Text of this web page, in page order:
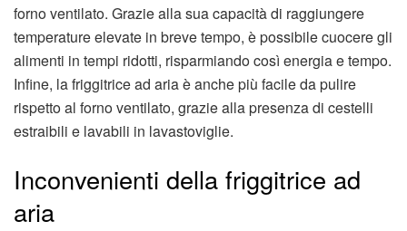
forno ventilato. Grazie alla sua capacità di raggiungere
temperature elevate in breve tempo, è possibile cuocere gli
alimenti in tempi ridotti, risparmiando così energia e tempo.
Infine, la friggitrice ad aria è anche più facile da pulire
rispetto al forno ventilato, grazie alla presenza di cestelli
estraibili e lavabili in lavastoviglie.
Inconvenienti della friggitrice ad
aria